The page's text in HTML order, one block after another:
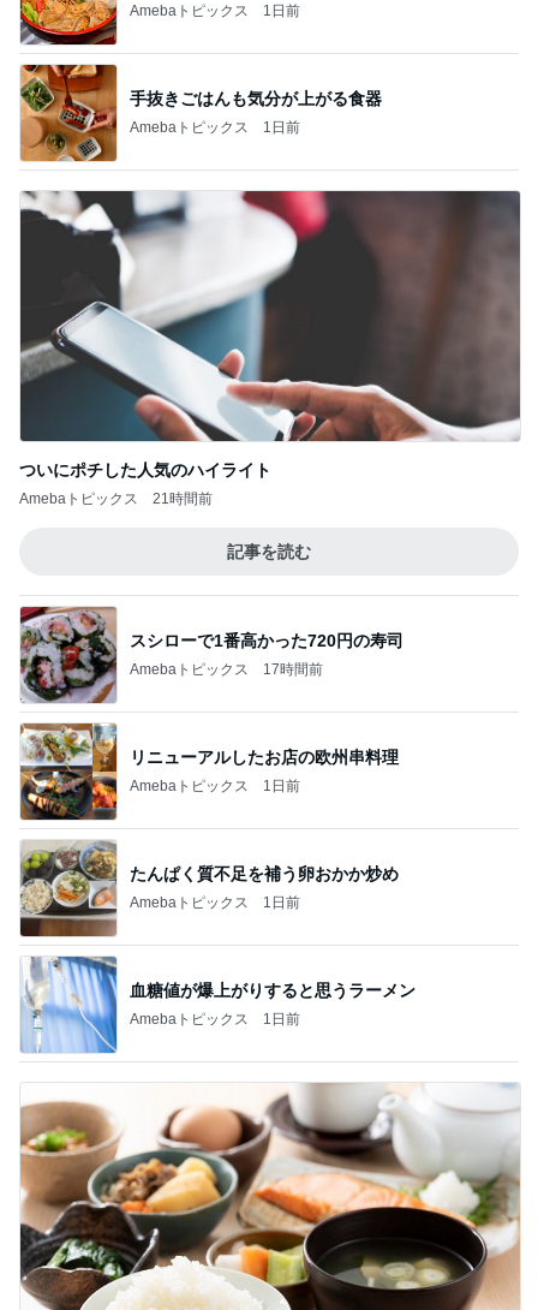
Amebaトピックス 1日前
手抜きごはんも気分が上がる食器
Amebaトピックス 1日前
ついにポチした人気のハイライト
Amebaトピックス 21時間前
記事を読む
スシローで1番高かった720円の寿司
Amebaトピックス 17時間前
リニューアルしたお店の欧州串料理
Amebaトピックス 1日前
たんぱく質不足を補う卵おかか炒め
Amebaトピックス 1日前
血糖値が爆上がりすると思うラーメン
Amebaトピックス 1日前